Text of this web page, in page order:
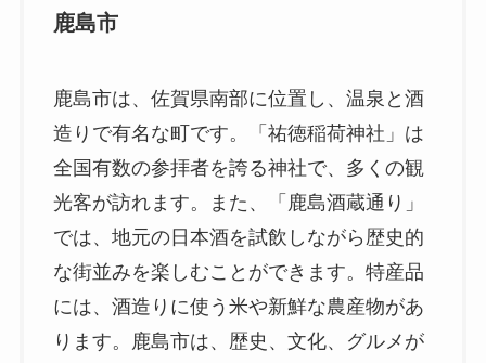
鹿島市
鹿島市は、佐賀県南部に位置し、温泉と酒
造りで有名な町です。「祐徳稲荷神社」は
全国有数の参拝者を誇る神社で、多くの観
光客が訪れます。また、「鹿島酒蔵通り」
では、地元の日本酒を試飲しながら歴史的
な街並みを楽しむことができます。特産品
には、酒造りに使う米や新鮮な農産物があ
ります。鹿島市は、歴史、文化、グルメが